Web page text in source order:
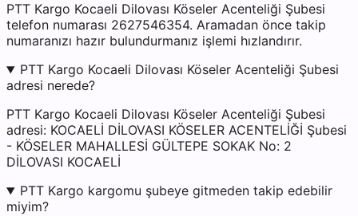
PTT Kargo Kocaeli Dilovası Köseler Acenteliği Şubesi
telefon numarası 2627546354. Aramadan önce takip
numaranızı hazır bulundurmanız işlemi hızlandırır.
PTT Kargo Kocaeli Dilovası Köseler Acenteliği Şubesi
adresi nerede?
PTT Kargo Kocaeli Dilovası Köseler Acenteliği Şubesi
adresi: KOCAELİ DİLOVASI KÖSELER ACENTELİĞİ Şubesi
- KÖSELER MAHALLESİ GÜLTEPE SOKAK No: 2
DİLOVASI KOCAELİ
PTT Kargo kargomu şubeye gitmeden takip edebilir
miyim?